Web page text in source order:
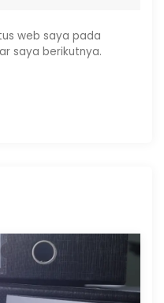
web saya pada
saya berikutnya.